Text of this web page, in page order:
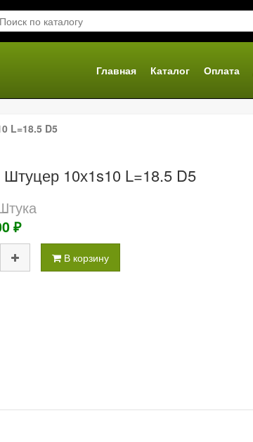
Главная Каталог Оплата
L=18.5 D5
10х1s10 L=18.5 D5
₽
В корзину